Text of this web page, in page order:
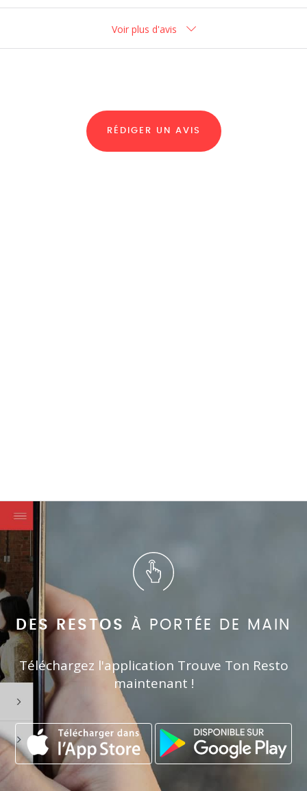
Voir plus d'avis
RÉDIGER UN AVIS
DES RESTOS À PORTÉE DE MAIN
Téléchargez l'application Trouve Ton Resto
maintenant !